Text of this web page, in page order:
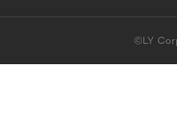
©LY
このコンテンツは掲載が終了